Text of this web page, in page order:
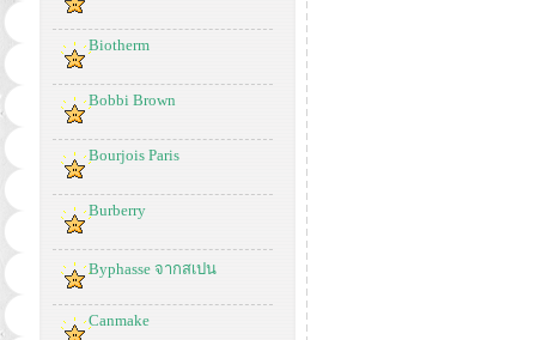
Biotherm
Bobbi Brown
Bourjois Paris
Burberry
Byphasse จากสเปน
Canmake